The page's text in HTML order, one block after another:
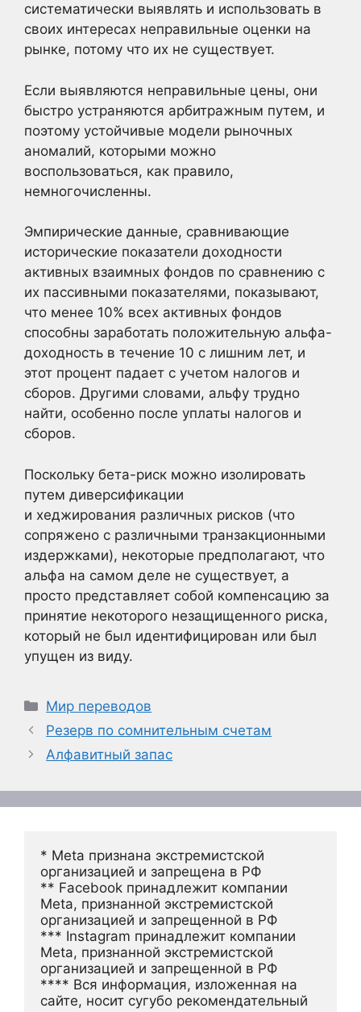
систематически выявлять и использовать в
своих интересах неправильные оценки на
рынке, потому что их не существует.
Если выявляются неправильные цены, они
быстро устраняются арбитражным путем, и
поэтому устойчивые модели рыночных
аномалий, которыми можно
воспользоваться, как правило,
немногочисленны.
Эмпирические данные, сравнивающие
исторические показатели доходности
активных взаимных фондов по сравнению с
их пассивными показателями, показывают,
что менее 10% всех активных фондов
способны заработать положительную альфа-
доходность в течение 10 с лишним лет, и
этот процент падает с учетом налогов и
сборов. Другими словами, альфу трудно
найти, особенно после уплаты налогов и
сборов.
Поскольку бета-риск можно изолировать
путем диверсификации
и хеджирования различных рисков (что
сопряжено с различными транзакционными
издержками), некоторые предполагают, что
альфа на самом деле не существует, а
просто представляет собой компенсацию за
принятие некоторого незащищенного риска,
который не был идентифицирован или был
упущен из виду.
Рубрики
Мир переводов
Резерв по сомнительным счетам
Алфавитный запас
* Meta признана экстремистской
организацией и запрещена в РФ
** Facebook принадлежит компании
Meta, признанной экстремистской
организацией и запрещенной в РФ
*** Instagram принадлежит компании
Meta, признанной экстремистской
организацией и запрещенной в РФ
**** Вся информация, изложенная на
сайте, носит сугубо рекомендательный